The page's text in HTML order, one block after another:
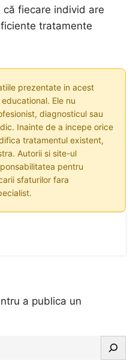
fiecare individ are
tratamente
prezentate in acest
Ele nu
diagnosticul sau
Inainte de a incepe orice
tratamentul existent,
Autorii si site-ul
pentru
sfaturilor fara
a publica un